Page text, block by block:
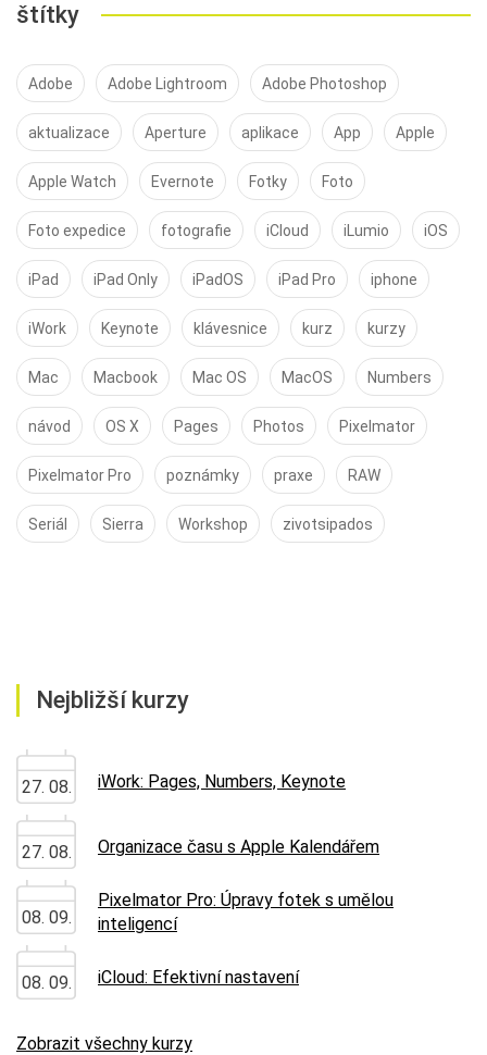
štítky
Adobe Adobe Lightroom Adobe Photoshop
aktualizace Aperture aplikace App Apple
Apple Watch Evernote Fotky Foto
Foto expedice fotografie iCloud iLumio iOS
iPad iPad Only iPadOS iPad Pro iphone
iWork Keynote klávesnice kurz kurzy
Mac Macbook Mac OS MacOS Numbers
návod OS X Pages Photos Pixelmator
Pixelmator Pro poznámky praxe RAW
Seriál Sierra Workshop zivotsipados
Nejbližší kurzy
27. 08. iWork: Pages, Numbers, Keynote
27. 08. Organizace času s Apple Kalendářem
08. 09.
Pixelmator Pro: Úpravy fotek s umělou
inteligencí
08. 09. iCloud: Efektivní nastavení
Zobrazit všechny kurzy